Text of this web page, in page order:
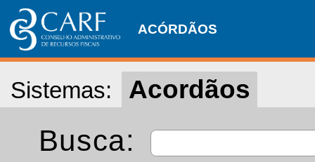
ACÓRDÃOS
Sistemas: Acordãos
Busca: